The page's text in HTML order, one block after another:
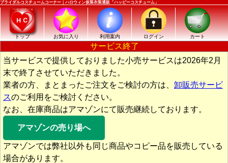
ブライダルコスチュームコーナー｜ハロウィン仮装衣装通販「ハッピーコスチューム」
トップ お気に入り 利用案内 ログイン カート
サービス終了
当サービスで提供しておりました小売サービスは2026年2月
末で終了させていただきました。
業者の方、まとまったご注文をご検討の方は、 卸販売サービ
スのご利用をご検討ください。
なお、在庫商品はアマゾンにて販売継続しております。
アマゾンの売り場へ
アマゾンでは弊社以外も同じ商品やコピー品を販売している
場合があります。